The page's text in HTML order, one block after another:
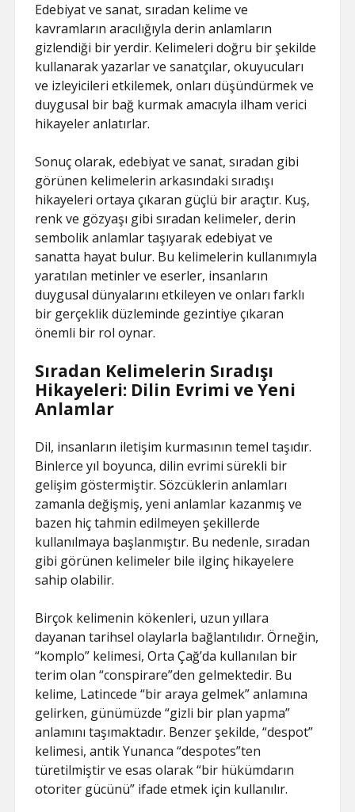
Edebiyat ve sanat, sıradan kelime ve
kavramların aracılığıyla derin anlamların
gizlendiği bir yerdir. Kelimeleri doğru bir şekilde
kullanarak yazarlar ve sanatçılar, okuyucuları
ve izleyicileri etkilemek, onları düşündürmek ve
duygusal bir bağ kurmak amacıyla ilham verici
hikayeler anlatırlar.
Sonuç olarak, edebiyat ve sanat, sıradan gibi
görünen kelimelerin arkasındaki sıradışı
hikayeleri ortaya çıkaran güçlü bir araçtır. Kuş,
renk ve gözyaşı gibi sıradan kelimeler, derin
sembolik anlamlar taşıyarak edebiyat ve
sanatta hayat bulur. Bu kelimelerin kullanımıyla
yaratılan metinler ve eserler, insanların
duygusal dünyalarını etkileyen ve onları farklı
bir gerçeklik düzleminde gezintiye çıkaran
önemli bir rol oynar.
Sıradan Kelimelerin Sıradışı
Hikayeleri: Dilin Evrimi ve Yeni
Anlamlar
Dil, insanların iletişim kurmasının temel taşıdır.
Binlerce yıl boyunca, dilin evrimi sürekli bir
gelişim göstermiştir. Sözcüklerin anlamları
zamanla değişmiş, yeni anlamlar kazanmış ve
bazen hiç tahmin edilmeyen şekillerde
kullanılmaya başlanmıştır. Bu nedenle, sıradan
gibi görünen kelimeler bile ilginç hikayelere
sahip olabilir.
Birçok kelimenin kökenleri, uzun yıllara
dayanan tarihsel olaylarla bağlantılıdır. Örneğin,
“komplo” kelimesi, Orta Çağ’da kullanılan bir
terim olan “conspirare”den gelmektedir. Bu
kelime, Latincede “bir araya gelmek” anlamına
gelirken, günümüzde “gizli bir plan yapma”
anlamını taşımaktadır. Benzer şekilde, “despot”
kelimesi, antik Yunanca “despotes”ten
türetilmiştir ve esas olarak “bir hükümdarın
otoriter gücünü” ifade etmek için kullanılır.